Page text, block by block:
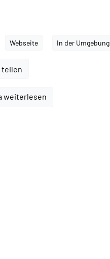
Webseite In der Umgebung
teilen
weiterlesen